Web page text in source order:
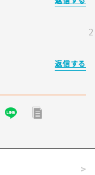
返信する